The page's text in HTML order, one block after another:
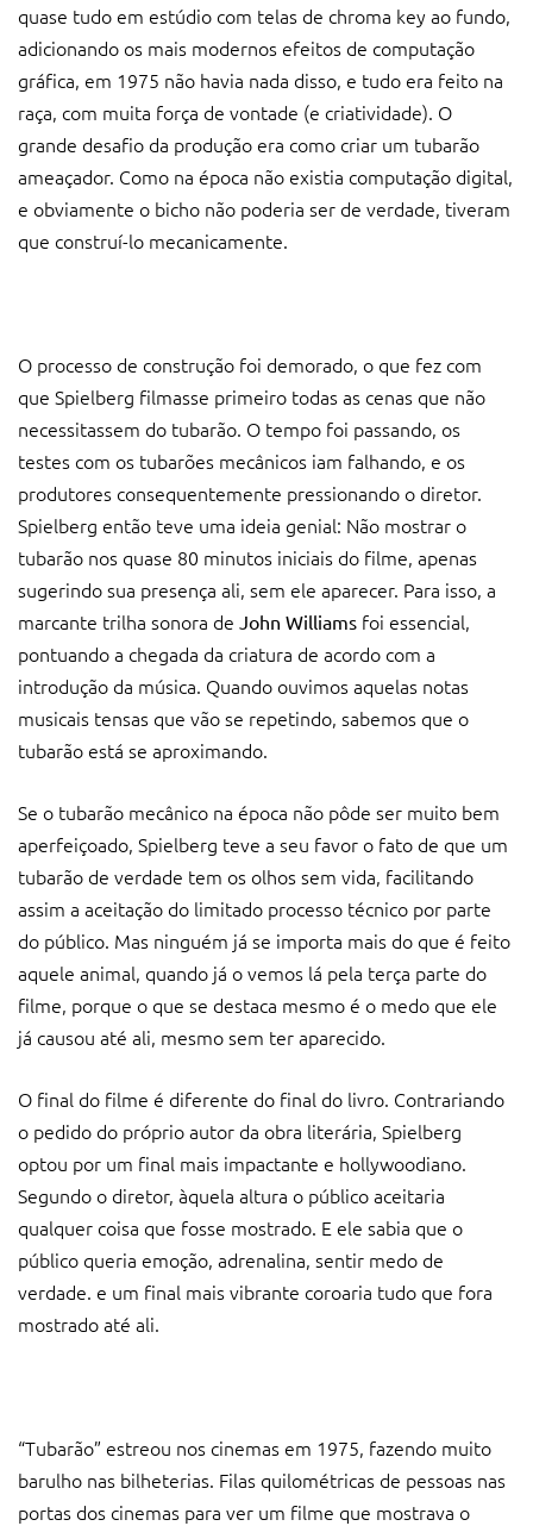
quase tudo em estúdio com telas de chroma key ao fundo,
adicionando os mais modernos efeitos de computação
gráfica, em 1975 não havia nada disso, e tudo era feito na
raça, com muita força de vontade (e criatividade). O
grande desafio da produção era como criar um tubarão
ameaçador. Como na época não existia computação digital,
e obviamente o bicho não poderia ser de verdade, tiveram
que construí-lo mecanicamente.
O processo de construção foi demorado, o que fez com
que Spielberg filmasse primeiro todas as cenas que não
necessitassem do tubarão. O tempo foi passando, os
testes com os tubarões mecânicos iam falhando, e os
produtores consequentemente pressionando o diretor.
Spielberg então teve uma ideia genial: Não mostrar o
tubarão nos quase 80 minutos iniciais do filme, apenas
sugerindo sua presença ali, sem ele aparecer. Para isso, a
marcante trilha sonora de John Williams foi essencial,
pontuando a chegada da criatura de acordo com a
introdução da música. Quando ouvimos aquelas notas
musicais tensas que vão se repetindo, sabemos que o
tubarão está se aproximando.
Se o tubarão mecânico na época não pôde ser muito bem
aperfeiçoado, Spielberg teve a seu favor o fato de que um
tubarão de verdade tem os olhos sem vida, facilitando
assim a aceitação do limitado processo técnico por parte
do público. Mas ninguém já se importa mais do que é feito
aquele animal, quando já o vemos lá pela terça parte do
filme, porque o que se destaca mesmo é o medo que ele
já causou até ali, mesmo sem ter aparecido.
O final do filme é diferente do final do livro. Contrariando
o pedido do próprio autor da obra literária, Spielberg
optou por um final mais impactante e hollywoodiano.
Segundo o diretor, àquela altura o público aceitaria
qualquer coisa que fosse mostrado. E ele sabia que o
público queria emoção, adrenalina, sentir medo de
verdade. e um final mais vibrante coroaria tudo que fora
mostrado até ali.
“Tubarão” estreou nos cinemas em 1975, fazendo muito
barulho nas bilheterias. Filas quilométricas de pessoas nas
portas dos cinemas para ver um filme que mostrava o